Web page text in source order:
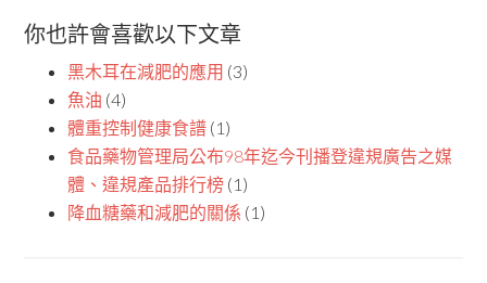
你也許會喜歡以下文章
黑木耳在減肥的應用 (3)
魚油 (4)
體重控制健康食譜 (1)
食品藥物管理局公布98年迄今刊播登違規廣告之媒
體、違規產品排行榜 (1)
降血糖藥和減肥的關係 (1)